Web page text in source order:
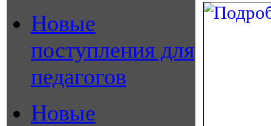
Новые
поступления для
педагогов
Новые